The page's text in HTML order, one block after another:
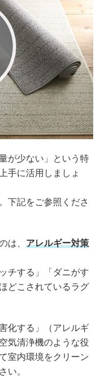
が少ない」という特
手に活用しましょ
下記をご参照くださ
は、 アレルギー対策
チする」「ダニがす
どこされているラグ
化する」（アレルギ
気清浄機のような役
室内環境をクリーン
い。